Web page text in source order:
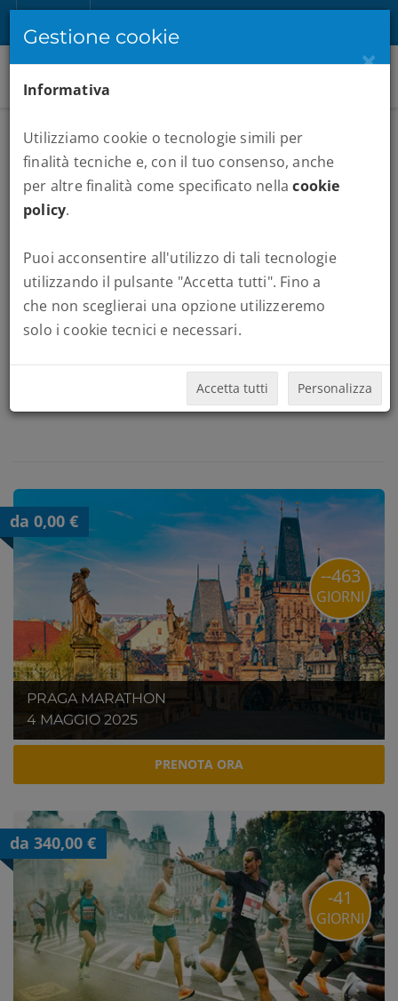
MARATONE :PRAGA
Quando vuoi partire:
da 0,00 €
PRAGA MARATHON
4 MAGGIO 2025
--463
GIORNI
PRENOTA ORA
da 340,00 €
-41
GIORNI
Gestione cookie
×
Informativa
Utilizziamo cookie o tecnologie simili per
finalità tecniche e, con il tuo consenso, anche
per altre finalità come specificato nellacookie
policy.
Puoi acconsentire all'utilizzo di tali tecnologie
utilizzando il pulsante "Accetta tutti". Fino a
che non sceglierai una opzione utilizzeremo
solo i cookie tecnici e necessari.
Accetta tutti Personalizza